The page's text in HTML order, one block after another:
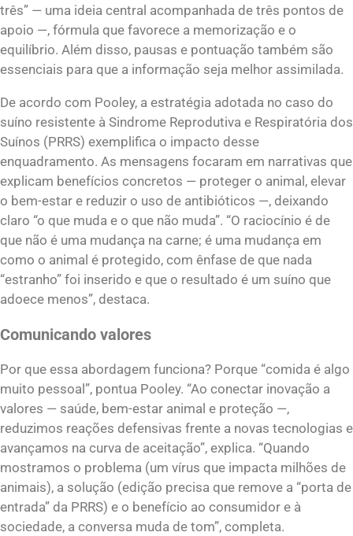
três” — uma ideia central acompanhada de três pontos de
apoio —, fórmula que favorece a memorização e o
equilíbrio. Além disso, pausas e pontuação também são
essenciais para que a informação seja melhor assimilada.
De acordo com Pooley, a estratégia adotada no caso do
suíno resistente à Sindrome Reprodutiva e Respiratória dos
Suínos (PRRS) exemplifica o impacto desse
enquadramento. As mensagens focaram em narrativas que
explicam benefícios concretos — proteger o animal, elevar
o bem-estar e reduzir o uso de antibióticos —, deixando
claro “o que muda e o que não muda”. “O raciocínio é de
que não é uma mudança na carne; é uma mudança em
como o animal é protegido, com ênfase de que nada
“estranho” foi inserido e que o resultado é um suíno que
adoece menos”, destaca.
Comunicando valores
Por que essa abordagem funciona? Porque “comida é algo
muito pessoal”, pontua Pooley. “Ao conectar inovação a
valores — saúde, bem-estar animal e proteção —,
reduzimos reações defensivas frente a novas tecnologias e
avançamos na curva de aceitação”, explica. “Quando
mostramos o problema (um vírus que impacta milhões de
animais), a solução (edição precisa que remove a “porta de
entrada” da PRRS) e o benefício ao consumidor e à
sociedade, a conversa muda de tom”, completa.